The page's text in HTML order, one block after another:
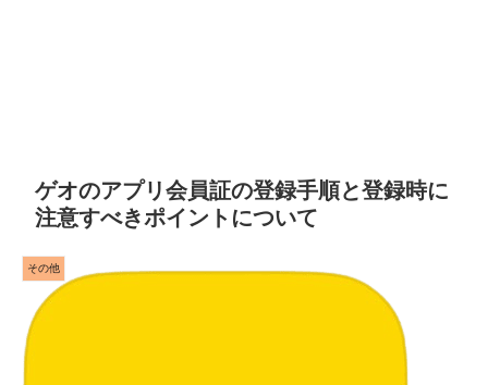
ゲオのアプリ会員証の登録手順と登録時に
注意すべきポイントについて
その他